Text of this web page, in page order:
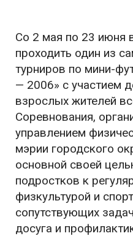
Неделя Тольятти
Со 2 мая по 23 июня
проходить один из
турниров по мини-
— 2006» с участием
взрослых жителей
Соревнования,
управлением
мэрии городского
основной своей
подростков к
физкультурой и
сопутствующих
досуга и